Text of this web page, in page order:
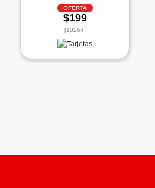
OFERTA
$199
[10264]